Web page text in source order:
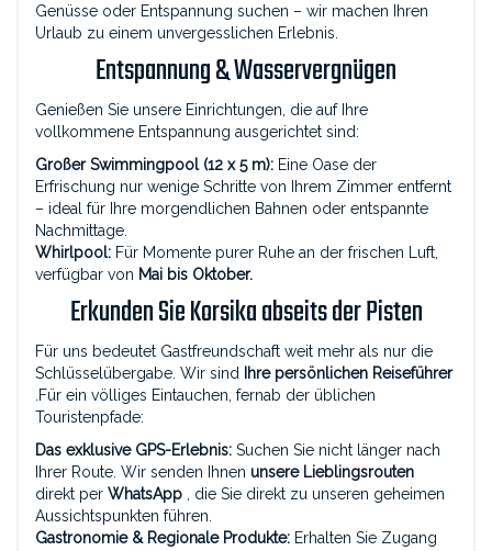
Genüsse oder Entspannung suchen – wir machen Ihren
Urlaub zu einem unvergesslichen Erlebnis.
Entspannung & Wasservergnügen
Genießen Sie unsere Einrichtungen, die auf Ihre
vollkommene Entspannung ausgerichtet sind:
Großer Swimmingpool (12 x 5 m): Eine Oase der
Erfrischung nur wenige Schritte von Ihrem Zimmer entfernt
– ideal für Ihre morgendlichen Bahnen oder entspannte
Nachmittage.
Whirlpool: Für Momente purer Ruhe an der frischen Luft,
verfügbar von Mai bis Oktober.
Erkunden Sie Korsika abseits der Pisten
Für uns bedeutet Gastfreundschaft weit mehr als nur die
Schlüsselübergabe. Wir sind Ihre persönlichen Reiseführer
.Für ein völliges Eintauchen, fernab der üblichen
Touristenpfade:
Das exklusive GPS-Erlebnis: Suchen Sie nicht länger nach
Ihrer Route. Wir senden Ihnen unsere Lieblingsrouten
direkt per WhatsApp , die Sie direkt zu unseren geheimen
Aussichtspunkten führen.
Gastronomie & Regionale Produkte: Erhalten Sie Zugang